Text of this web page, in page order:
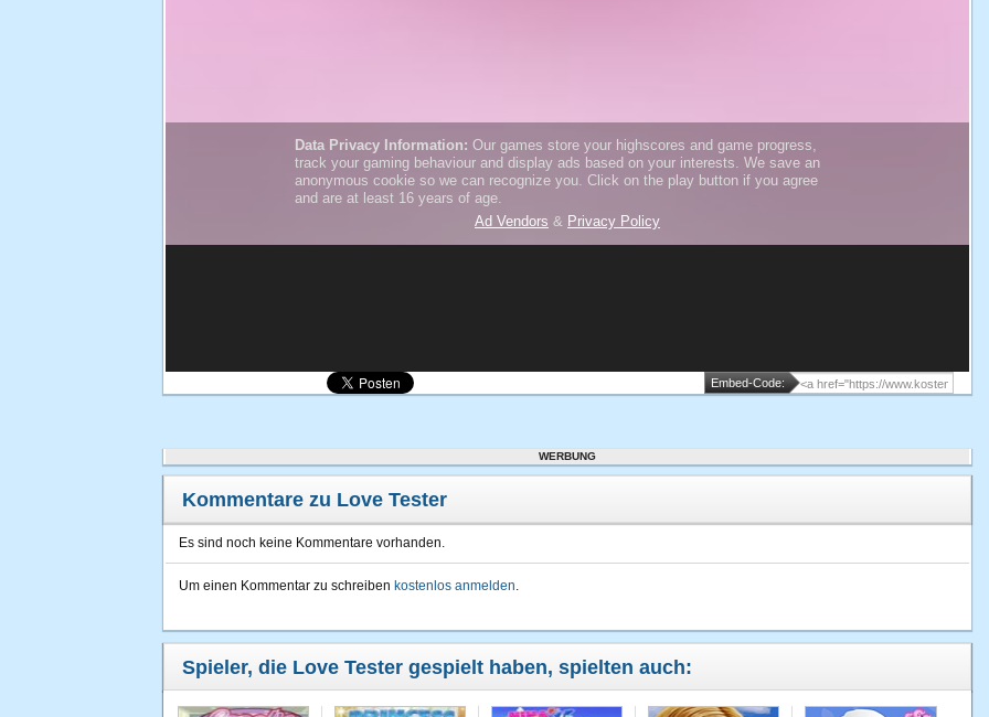
Embed-Code:
WERBUNG
Kommentare zu Love Tester
Es sind noch keine Kommentare vorhanden.
Um einen Kommentar zu schreiben kostenlos anmelden.
Spieler, die Love Tester gespielt haben, spielten auch: